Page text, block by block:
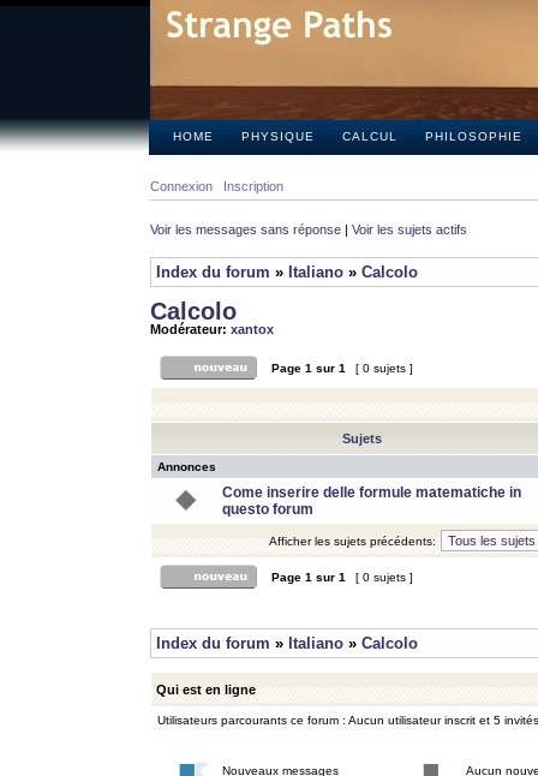
HOME PHYSIQUE CALCUL PHILOSOPHIE
Connexion Inscription
Voir les messages sans réponse | Voir les sujets actifs
Index du forum » Italiano » Calcolo
Calcolo
Modérateur: xantox
Page 1 sur 1 [ 0 sujets ]
Sujets
Annonces
Come inserire delle formule matematiche in
questo forum
Afficher les sujets précédents:
Page 1 sur 1 [ 0 sujets ]
Index du forum » Italiano » Calcolo
Qui est en ligne
Utilisateurs parcourants ce forum : Aucun utilisateur inscrit et 5 invités
Nouveaux messages Aucun